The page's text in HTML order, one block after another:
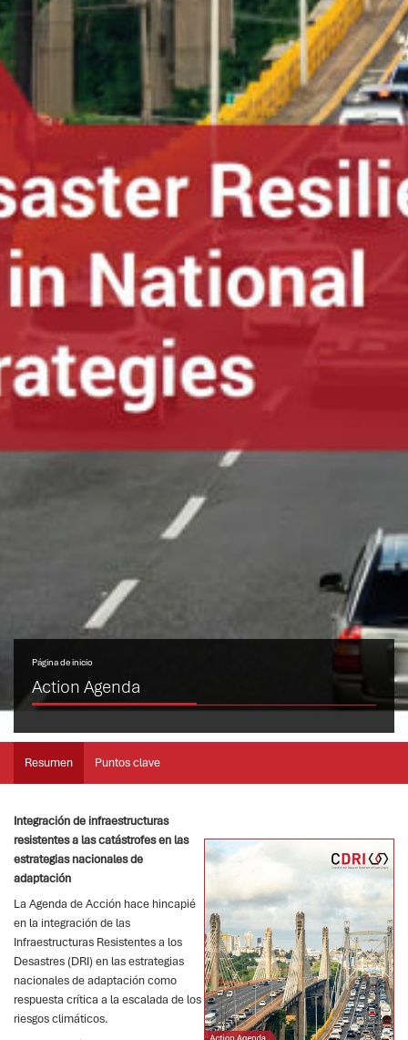
Página de inicio
Action Agenda
Resumen Puntos clave
Integración de infraestructuras
resistentes a las catástrofes en las
estrategias nacionales de
adaptación
La Agenda de Acción hace hincapié
en la integración de las
Infraestructuras Resistentes a los
Desastres (DRI) en las estrategias
nacionales de adaptación como
respuesta crítica a la escalada de los
riesgos climáticos.